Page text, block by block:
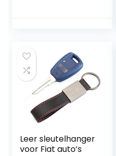
Leer sleutelhanger
voor Fiat auto’s